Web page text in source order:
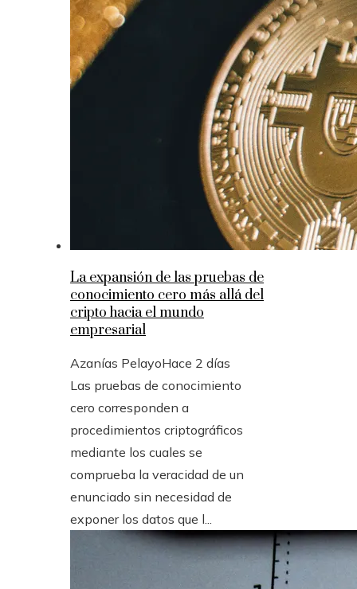
La expansión de las pruebas de
conocimiento cero más allá del
cripto hacia el mundo
empresarial
Azanías PelayoHace 2 días
Las pruebas de conocimiento
cero corresponden a
procedimientos criptográficos
mediante los cuales se
comprueba la veracidad de un
enunciado sin necesidad de
exponer los datos que l...